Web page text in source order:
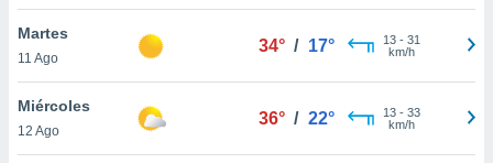
cookies
aceptar
Martes
11 Ago
34° / 17° 13- 31
km/h
Miércoles
12 Ago
36° / 22° 13- 33
km/h